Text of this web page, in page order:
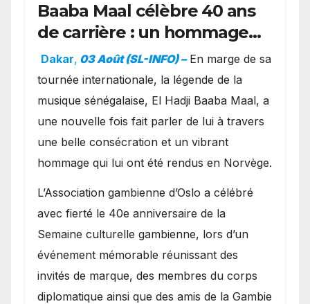
Baaba Maal célèbre 40 ans
de carrière : un hommage
exceptionnel à Oslo en
présence de la famille
royale.
Dakar, 03 Août (SL-INFO) – ​En marge de sa
tournée internationale, la légende de la
musique sénégalaise, El Hadji Baaba Maal, a
une nouvelle fois fait parler de lui à travers
une belle consécration et un vibrant
hommage qui lui ont été rendus en Norvège.
​L’Association gambienne d’Oslo a célébré
avec fierté le 40e anniversaire de la
Semaine culturelle gambienne, lors d’un
événement mémorable réunissant des
invités de marque, des membres du corps
diplomatique ainsi que des amis de la Gambie